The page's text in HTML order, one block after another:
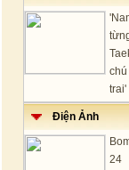
trai'
Điện Ảnh
24